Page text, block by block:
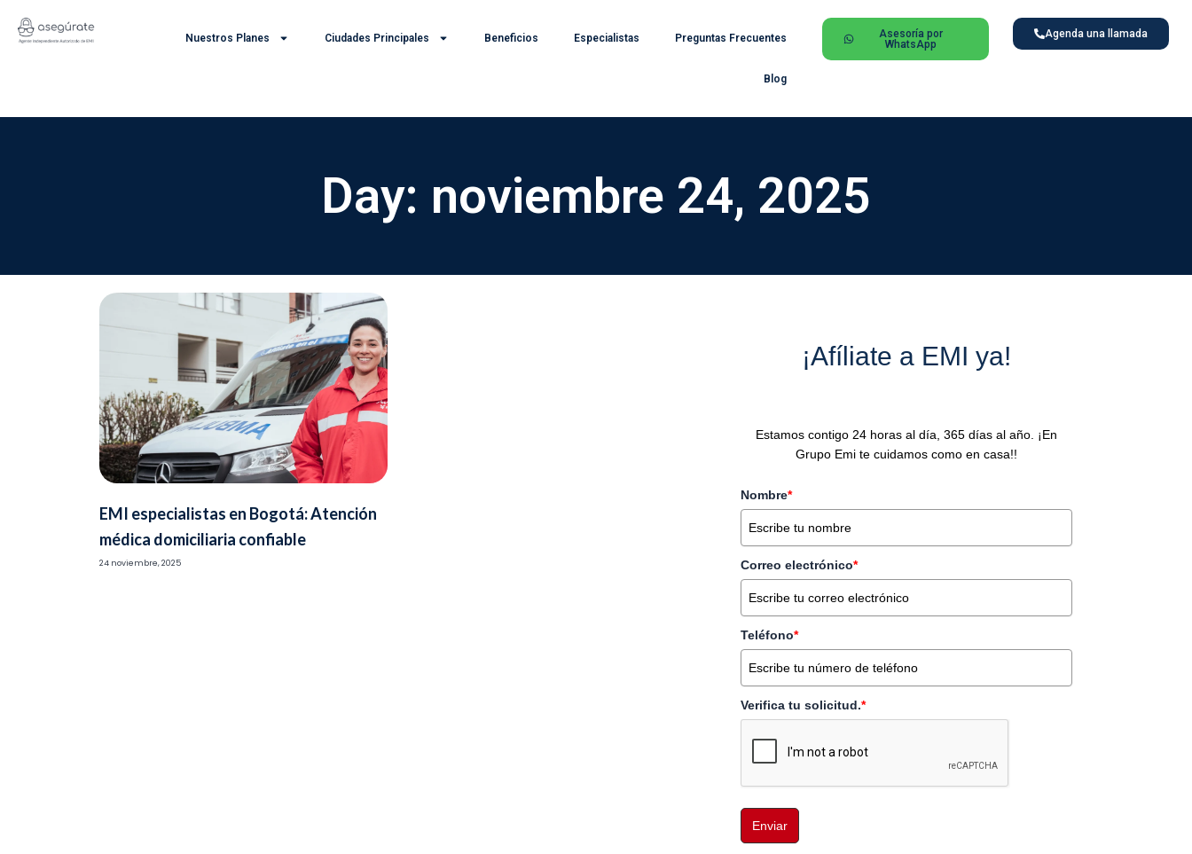
Nuestros Planes Ciudades Principales Beneficios Especialistas Preguntas Frecuentes
Blog
Asesoría por
WhatsApp
Agenda una llamada
Day: noviembre 24, 2025
EMI especialistas en Bogotá: Atención
médica domiciliaria confiable
24 noviembre, 2025
¡Afíliate a EMI ya!
Estamos contigo 24 horas al día, 365 días al año. ¡En
Grupo Emi te cuidamos como en casa!!
Nombre*
Correo electrónico*
Teléfono*
Verifica tu solicitud.*
Enviar